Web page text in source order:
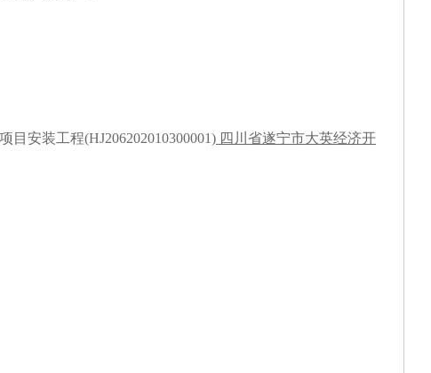
安装工程(HJ206202010300001) 四川省遂宁市大英经济开